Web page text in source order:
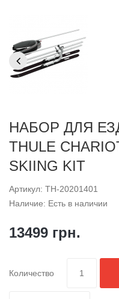
НАБОР ДЛЯ
THULE
SKIING KIT
Артикул: TH-20201401
Наличие: Есть в наличии
13499 грн.
Количество